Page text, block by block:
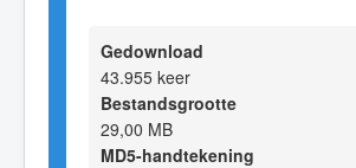
Gedownload
43.955 keer
Bestandsgrootte
29,00 MB
MD5-handtekening